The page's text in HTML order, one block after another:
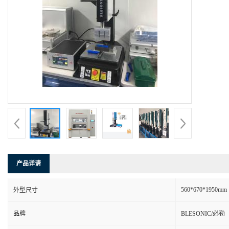
产品详请
外型尺寸 560*670*1950mm
品牌 BLESONIC/必勒